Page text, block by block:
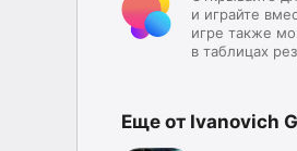
и играйте
игре также
в таблицах
Еще от Ivanovich